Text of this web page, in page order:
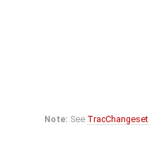
Note: See TracChangeset